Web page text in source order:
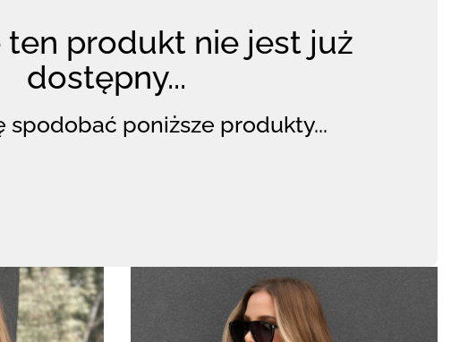
ten produkt nie jest już
dostępny...
spodobać poniższe produkty...